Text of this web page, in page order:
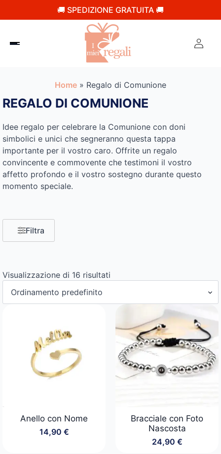
🚚 SPEDIZIONE GRATUITA 🚚
Home » Regalo di Comunione
REGALO DI COMUNIONE
Idee regalo per celebrare la Comunione con doni
simbolici e unici che segneranno questa tappa
importante per il vostro caro. Offrite un regalo
convincente e commovente che testimoni il vostro
affetto profondo e il vostro sostegno durante questo
momento speciale.
Filtra
Visualizzazione di 16 risultati
Anello con Nome
14,90 €
Bracciale con Foto
Nascosta
24,90 €